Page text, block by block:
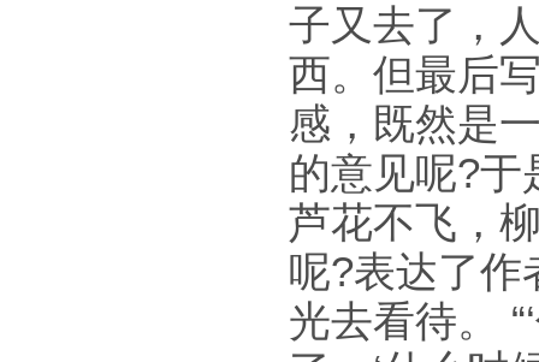
子又去了，
西。但最后
感，既然是
的意见呢?于
芦花不飞，
呢?表达了作
光去看待。